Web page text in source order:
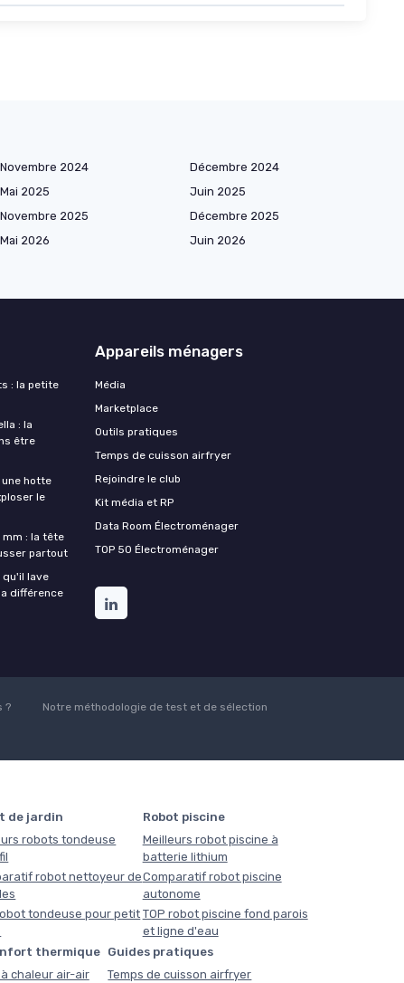
Novembre 2024
Décembre 2024
Mai 2025
Juin 2025
Novembre 2025
Décembre 2025
Mai 2026
Juin 2026
: la petite
: la
être
une hotte
le
mm : la tête
partout
qu'il lave
différence
Appareils ménagers
Média
Marketplace
Outils pratiques
Temps de cuisson airfryer
Rejoindre le club
Kit média et RP
Data Room Électroménager
TOP 50 Électroménager
?
Notre méthodologie de test et de sélection
de jardin
robots tondeuse
robot nettoyeur de
tondeuse pour petit
Robot piscine
Meilleurs robot piscine à
batterie lithium
Comparatif robot piscine
autonome
TOP robot piscine fond parois
et ligne d'eau
thermique
chaleur air-air
Guides pratiques
Temps de cuisson airfryer